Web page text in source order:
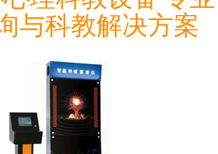
与科教解决方案